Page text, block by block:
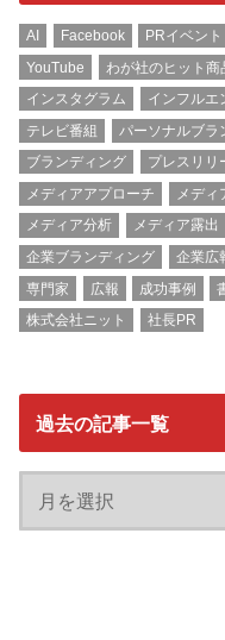
AI Facebook PRイベント
YouTube
わが社のヒット商
インスタグラム
インフルエ
テレビ番組
パーソナルブラ
ブランディング
プレスリリ
メディアアプローチ
メディ
メディア分析
メディア露出
企業ブランディング
企業広
専門家
広報 成功事例
株式会社ニット
社長PR
過去の記事一覧